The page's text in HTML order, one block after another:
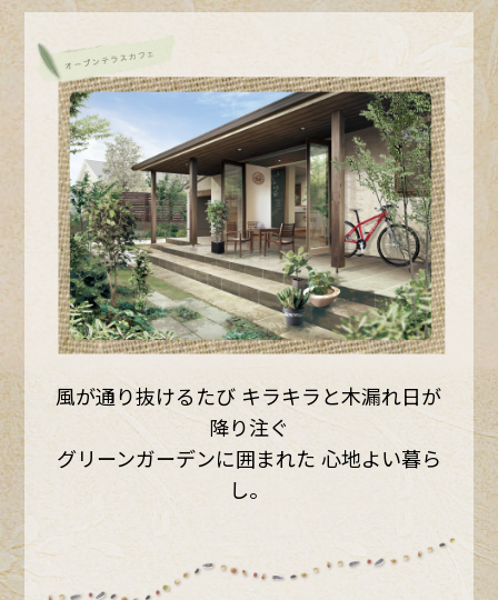
風が通り抜けるたび キラキラと木漏れ日が
降り注ぐ
グリーンガーデンに囲まれた 心地よい暮ら
し。